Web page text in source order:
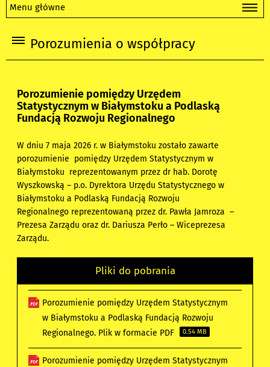
Menu główne
Porozumienia o współpracy
Porozumienie pomiędzy Urzędem
Statystycznym w Białymstoku a Podlaską
Fundacją Rozwoju Regionalnego
W dniu 7 maja 2026 r. w Białymstoku zostało zawarte
porozumienie pomiędzy Urzędem Statystycznym w
Białymstoku reprezentowanym przez dr hab. Dorotę
Wyszkowską – p.o. Dyrektora Urzędu Statystycznego w
Białymstokua Podlaską Fundacją Rozwoju
Regionalnego reprezentowaną przez dr. Pawła Jamroza –
Prezesa Zarządu oraz dr. Dariusza Perło – Wiceprezesa
Zarządu.
Pliki do pobrania
Porozumienie pomiędzy Urzędem Statystycznym
w Białymstoku a Podlaską Fundacją Rozwoju
Regionalnego. Plik w formacie PDF
0.54 MB
Porozumienie pomiędzy Urzędem Statystycznym